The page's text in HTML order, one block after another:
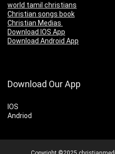
world tamil christians
Christian songs book
Christian Medias
Download IOS App
Download Android App
Download Our App
IOS
Andriod